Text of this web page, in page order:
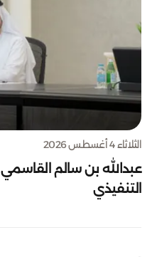
الثلاثاء 4 أغسطس 2026
عبدالله بن سالم
التنفيذي